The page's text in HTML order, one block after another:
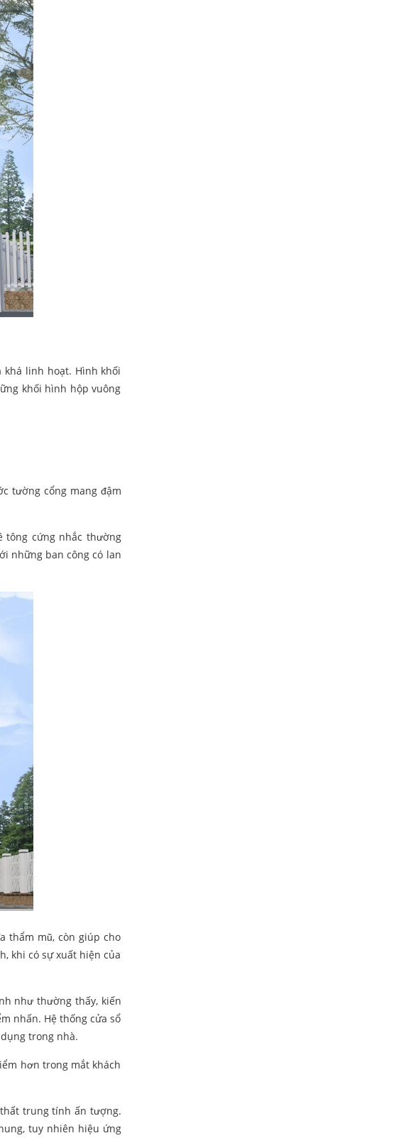
linh hoạt. Hình khối
khối hình hộp vuông
tường cổng mang đậm
tông cứng nhắc thường
những ban công có lan
thẩm mũ, còn giúp cho
khi có sự xuất hiện của
như thường thấy, kiến
nhấn. Hệ thống cửa sổ
trong nhà.
hơn trong mắt khách
trung tính ấn tượng.
tuy nhiên hiệu ứng